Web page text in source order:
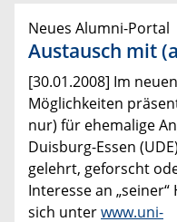
Neues Alumni-Portal
Austausch mit
[30.01.2008] Im
Möglichkeiten
nur) für ehemalige
Duisburg-Essen
gelehrt, geforscht
Interesse an
sich unterwww.uni-